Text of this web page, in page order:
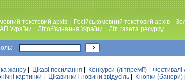
текстовий архiв Російськомовний текстовий архів
України Лiтоб'єднання України Лiт. газета ресурсу
жанру Цікаві посилання Конкурси (лiтпремiї) Фестивалi
картинки Цікавинки і новини звідусіль Кнопки (банери)